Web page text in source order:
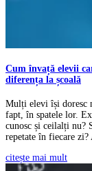
Cum învață elevii
diferența la școală
Mulți elevi își doresc
fapt, în spatele lor.
cunosc și ceilalți nu?
repetate în fiecare zi?
citește mai mult